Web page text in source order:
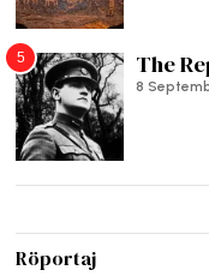
5 The
8
Röportaj